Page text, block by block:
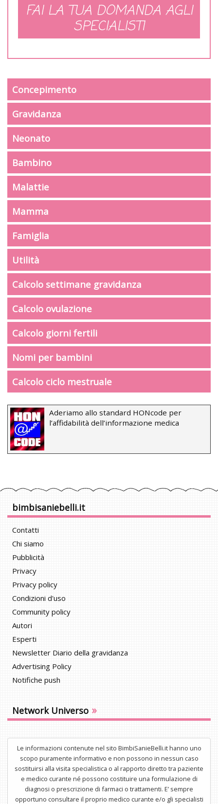
FAI LA TUA DOMANDA AGLI
SPECIALISTI
Concepimento
Gravidanza
Neonato
Bambino
Malattie
Mamma
Famiglia
Utilità
Calcolo settimane gravidanza
Calcolo ovulazione
Calcolo giorni fertili
Nomi per bambini
Calcolo ciclo mestruale
Aderiamo allo standard HONcode per
l’affidabilità dell’informazione medica
bimbisaniebelli.it
Contatti
Chi siamo
Pubblicità
Privacy
Privacy policy
Condizioni d'uso
Community policy
Autori
Esperti
Newsletter Diario della gravidanza
Advertising Policy
Notifiche push
Network Universo »
Le informazioni contenute nel sito BimbiSanieBelli.it hanno uno
scopo puramente informativo e non possono in nessun caso
sostituirsi alla visita specialistica o al rapporto diretto tra paziente
e medico curante né possono costituire una formulazione di
diagnosi o prescrizione di farmaci o trattamenti. E’ sempre
opportuno consultare il proprio medico curante e/o gli specialisti